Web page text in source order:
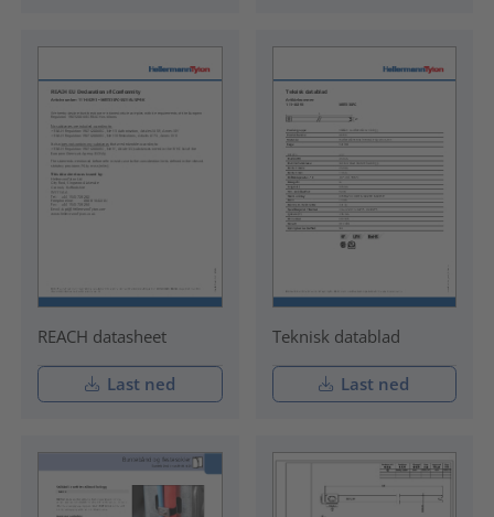
REACH datasheet
Last ned
Teknisk datablad
Last ned